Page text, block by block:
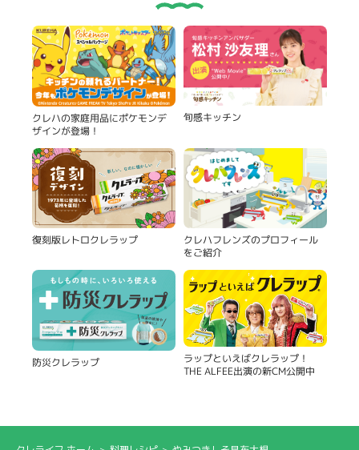
クレハの家庭用品にポケモンデ
ザインが登場！
旬感キッチン
復刻版レトロクレラップ クレハフレンズのプロフィール
をご紹介
防災クレラップ ラップといえばクレラップ！
THE ALFEE出演の新CM公開中